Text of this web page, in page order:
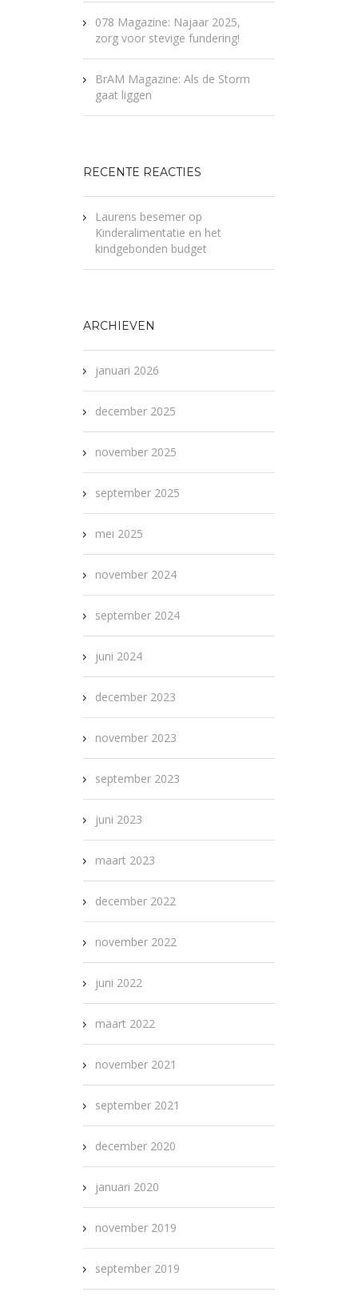
078 Magazine: Najaar 2025,
zorg voor stevige fundering!
BrAM Magazine: Als de Storm
gaat liggen
RECENTE REACTIES
Laurens besemer op
Kinderalimentatie en het
kindgebonden budget
ARCHIEVEN
januari 2026
december 2025
november 2025
september 2025
mei 2025
november 2024
september 2024
juni 2024
december 2023
november 2023
september 2023
juni 2023
maart 2023
december 2022
november 2022
juni 2022
maart 2022
november 2021
september 2021
december 2020
januari 2020
november 2019
september 2019